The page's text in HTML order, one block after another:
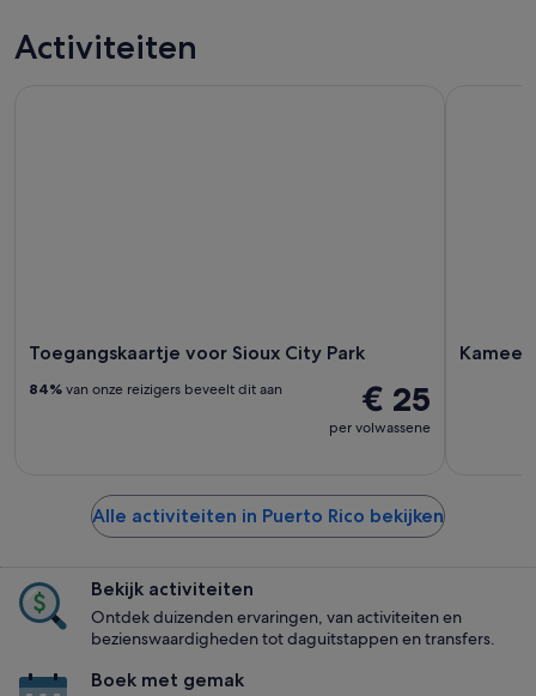
Activiteiten
Toegangskaartje voor Sioux City Park
€ 25
per volwassene
84% van onze reizigers beveelt dit aan
Alle activiteiten in Puerto Rico bekijken
Bekijk activiteiten
Ontdek duizenden ervaringen, van activiteiten en
bezienswaardigheden tot daguitstappen en transfers.
Boek met gemak